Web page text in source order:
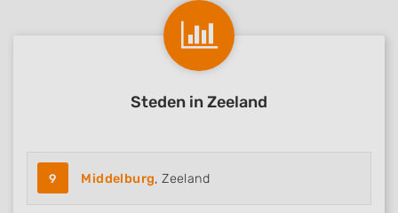
Steden in Zeeland
9 Middelburg, Zeeland